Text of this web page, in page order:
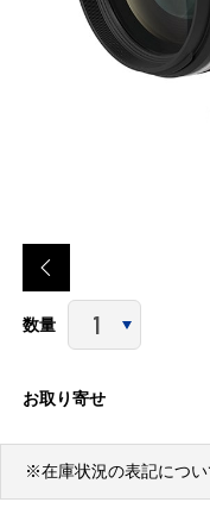
数量
お取り寄せ
※在庫状況の表記につ